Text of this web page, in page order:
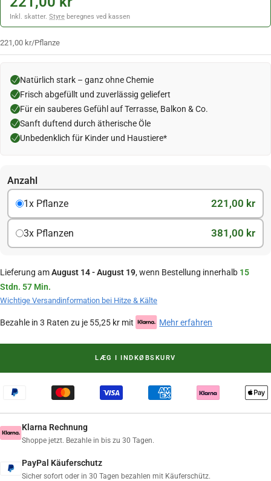
Inkl. skatter. Styre beregnes ved kassen
221,00 kr/Pflanze
Natürlich stark – ganz ohne Chemie
Frisch abgefüllt und zuverlässig geliefert
Für ein sauberes Gefühl auf Terrasse, Balkon & Co.
Sanft duftend durch ätherische Öle
Unbedenklich für Kinder und Haustiere*
Anzahl
1x Pflanze
221,00 kr
3x Pflanzen 381,00 kr
Lieferung amAugust 14 - August 19, wenn Bestellung innerhalb 15
Stdn. 57 Min.
Wichtige Versandinformation bei Hitze & Kälte
Bezahle in 3 Raten zu je 55,25 kr mit Mehr erfahren
LÆG I INDKØBSKURV
Klarna Rechnung
Shoppe jetzt. Bezahle in bis zu 30 Tagen.
PayPal Käuferschutz
Sicher sofort oder in 30 Tagen bezahlen mit Käuferschütz.